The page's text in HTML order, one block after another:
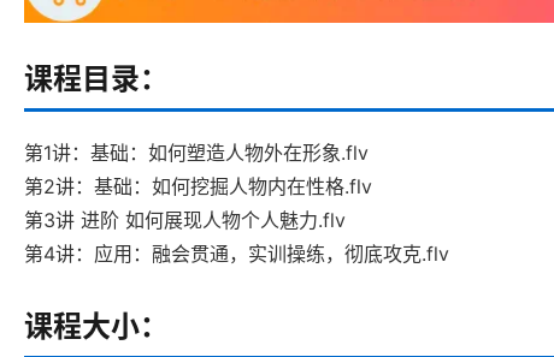
课程目录：
第1讲：基础：如何塑造人物外在形象.flv
第2讲：基础：如何挖掘人物内在性格.flv
第3讲 进阶 如何展现人物个人魅力.flv
第4讲：应用：融会贯通，实训操练，彻底攻克.flv
课程大小：